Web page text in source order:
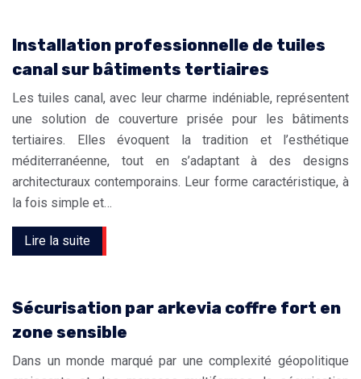
Installation professionnelle de tuiles
canal sur bâtiments tertiaires
Les tuiles canal, avec leur charme indéniable, représentent
une solution de couverture prisée pour les bâtiments
tertiaires. Elles évoquent la tradition et l’esthétique
méditerranéenne, tout en s’adaptant à des designs
architecturaux contemporains. Leur forme caractéristique, à
la fois simple et…
Lire la suite
Sécurisation par arkevia coffre fort en
zone sensible
Dans un monde marqué par une complexité géopolitique